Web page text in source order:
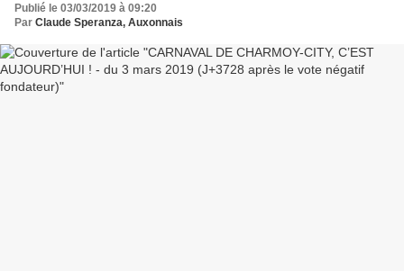
Publié le 03/03/2019 à 09:20
Par Claude Speranza, Auxonnais